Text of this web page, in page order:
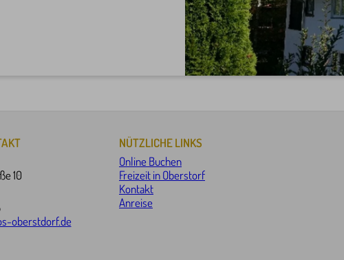
10
oberstdorf.de
NÜTZLICHE LINKS
Online Buchen
Freizeit in Oberstorf
Kontakt
Anreise